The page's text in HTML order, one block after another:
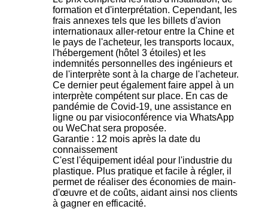
formation et d'interprétation. Cependant, les
frais annexes tels que les billets d'avion
internationaux aller-retour entre la Chine et
le pays de l'acheteur, les transports locaux,
l'hébergement (hôtel 3 étoiles) et les
indemnités personnelles des ingénieurs et
de l'interprète sont à la charge de l'acheteur.
Ce dernier peut également faire appel à un
interprète compétent sur place. En cas de
pandémie de Covid-19, une assistance en
ligne ou par visioconférence via WhatsApp
ou WeChat sera proposée.
Garantie : 12 mois après la date du
connaissement
C'est l'équipement idéal pour l'industrie du
plastique. Plus pratique et facile à régler, il
permet de réaliser des économies de main-
d'œuvre et de coûts, aidant ainsi nos clients
à gagner en efficacité.